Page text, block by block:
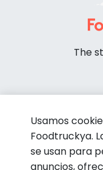
The
Usamos
Foodtruckya.
se usan para
anuncios,